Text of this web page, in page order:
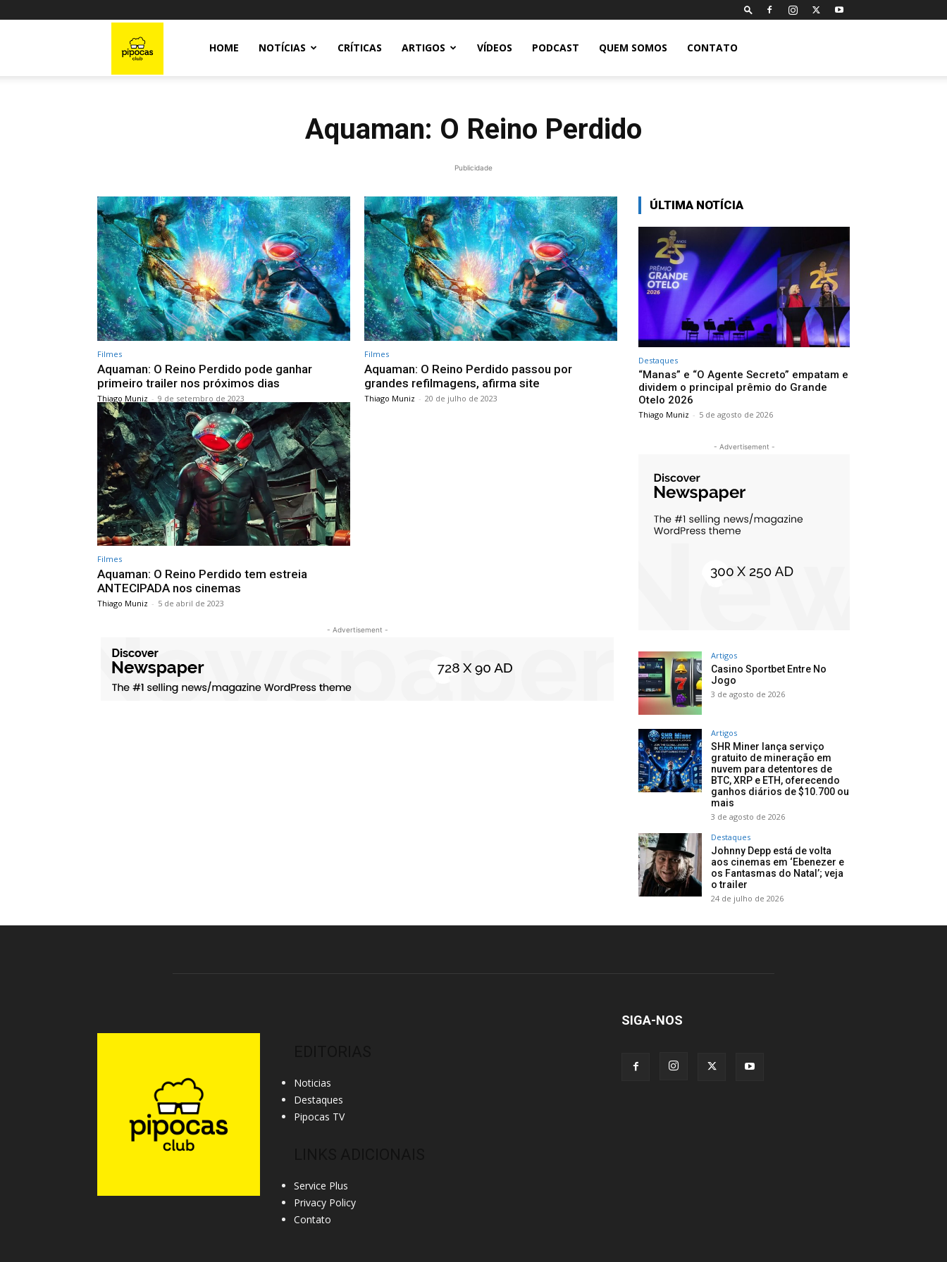
HOME NOTÍCIAS CRÍTICAS ARTIGOS VÍDEOS PODCAST QUEM SOMOS CONTATO
Aquaman: O Reino Perdido
Publicidade
Filmes
Aquaman: O Reino Perdido pode ganhar
primeiro trailer nos próximos dias
Thiago Muniz - 9 de setembro de 2023
Filmes
Aquaman: O Reino Perdido passou por
grandes refilmagens, afirma site
Thiago Muniz - 20 de julho de 2023
Filmes
Aquaman: O Reino Perdido tem estreia
ANTECIPADA nos cinemas
Thiago Muniz - 5 de abril de 2023
- Advertisement -
ÚLTIMA NOTÍCIA
Destaques
“Manas” e “O Agente Secreto” empatam e
dividem o principal prêmio do Grande
Otelo 2026
Thiago Muniz - 5 de agosto de 2026
- Advertisement -
Artigos
Casino Sportbet Entre No
Jogo
3 de agosto de 2026
Artigos
SHR Miner lança serviço
gratuito de mineração em
nuvem para detentores de
BTC, XRP e ETH, oferecendo
ganhos diários de $10.700 ou
mais
3 de agosto de 2026
Destaques
Johnny Depp está de volta
aos cinemas em ‘Ebenezer e
os Fantasmas do Natal’; veja
o trailer
24 de julho de 2026
Noticias
Destaques
Pipocas TV
Service Plus
Privacy Policy
Contato
SIGA-NOS